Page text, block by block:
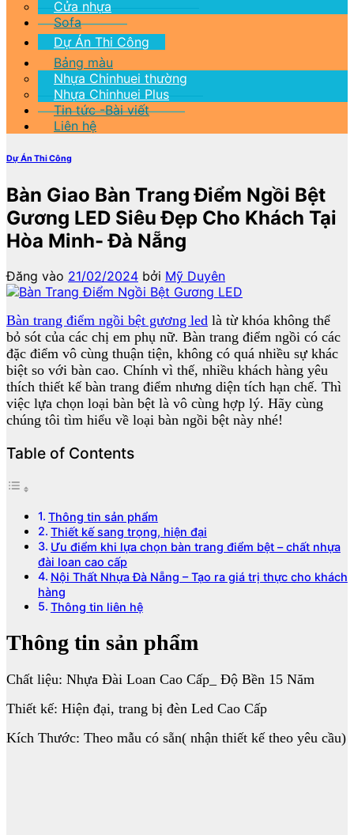
Cửa nhựa
Sofa
Dự Án Thi Công
Bảng màu
Nhựa Chinhuei thường
Nhựa Chinhuei Plus
Tin tức -Bài viết
Liên hệ
Dự Án Thi Công
Bàn Giao Bàn Trang Điểm Ngồi Bệt
Gương LED Siêu Đẹp Cho Khách Tại
Hòa Minh- Đà Nẵng
Đăng vào 21/02/2024 bởi Mỹ Duyên
Bàn trang điểm ngồi bệt gương led là từ khóa không thể
bỏ sót của các chị em phụ nữ. Bàn trang điểm ngồi có các
đặc điểm vô cùng thuận tiện, không có quá nhiều sự khác
biệt so với bàn cao. Chính vì thế, nhiều khách hàng yêu
thích thiết kế bàn trang điểm nhưng diện tích hạn chế. Thì
việc lựa chọn loại bàn bệt là vô cùng hợp lý. Hãy cùng
chúng tôi tìm hiểu về loại bàn ngồi bệt này nhé!
Table of Contents
Thông tin sản phẩm
Thiết kế sang trọng, hiện đại
Ưu điểm khi lựa chọn bàn trang điểm bệt – chất nhựa
đài loan cao cấp
Nội Thất Nhựa Đà Nẵng – Tạo ra giá trị thực cho khách
hàng
Thông tin liên hệ
Thông tin sản phẩm
Chất liệu: Nhựa Đài Loan Cao Cấp_ Độ Bền 15 Năm
Thiết kế: Hiện đại, trang bị đèn Led Cao Cấp
Kích Thước: Theo mẫu có sẵn( nhận thiết kế theo yêu cầu)